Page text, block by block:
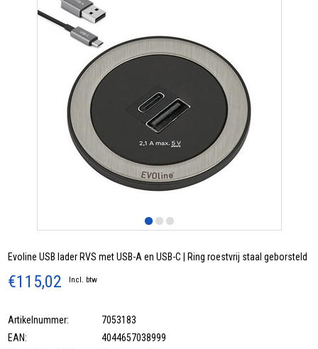
Evoline USB lader RVS met USB-A en USB-C | Ring roestvrij staal geborsteld
€115,02 Incl. btw
Artikelnummer:
7053183
EAN:
4044657038999